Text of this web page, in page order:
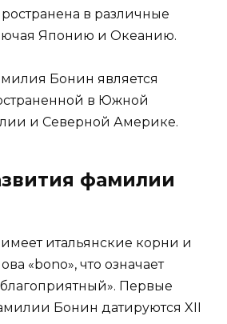
в различные
Японию и Океанию.
Бонин является
в Южной
и Северной Америке.
фамилии
итальянские корни и
«bono», что означает
Первые
Бонин датируются XII